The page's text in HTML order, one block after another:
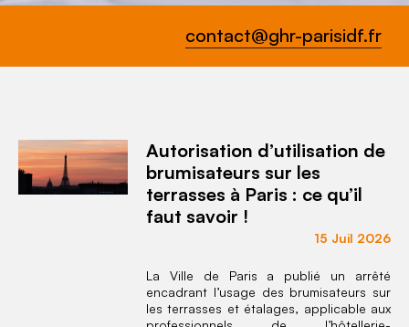
contact@ghr-parisidf.fr
Autorisation d’utilisation de
brumisateurs sur les
terrasses à Paris : ce qu’il
faut savoir !
15 Juil 2026
La Ville de Paris a publié un arrêté
encadrant l’usage des brumisateurs sur
les terrasses et étalages, applicable aux